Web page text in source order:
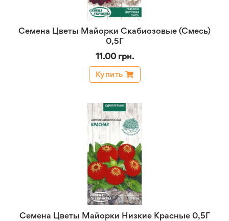
Семена Цветы Майорки Скабиозовые (Смесь)
0,5Г
11.00 грн.
Купить
Семена Цветы Майорки Низкие Красные 0,5Г